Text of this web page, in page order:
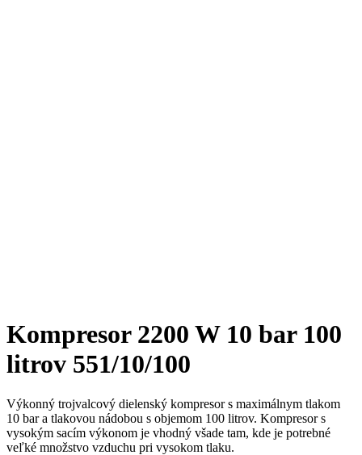
Kompresor 2200 W 10 bar 100
litrov 551/10/100
Výkonný trojvalcový dielenský kompresor s maximálnym tlakom
10 bar a tlakovou nádobou s objemom 100 litrov. Kompresor s
vysokým sacím výkonom je vhodný všade tam, kde je potrebné
veľké množstvo vzduchu pri vysokom tlaku.